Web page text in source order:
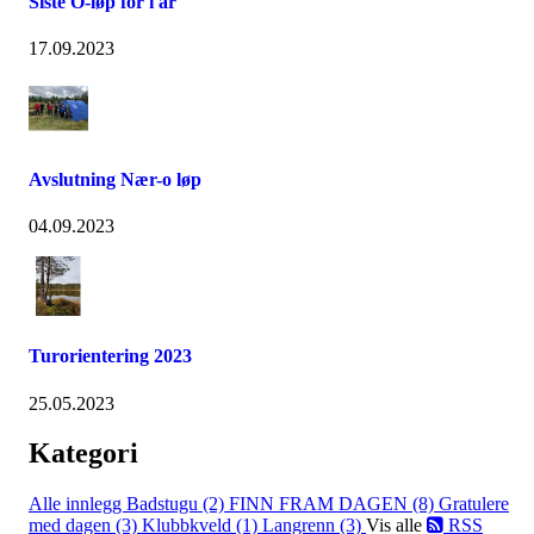
17.09.2023
Avslutning Nær-o løp
04.09.2023
Turorientering 2023
25.05.2023
Kategori
Alle innlegg Badstugu (2) FINN FRAM DAGEN (8) Gratulere
med dagen (3) Klubbkveld (1) Langrenn (3) Vis alle RSS